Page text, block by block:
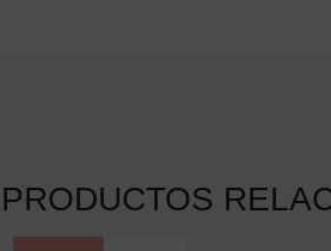
PRODUCTOS